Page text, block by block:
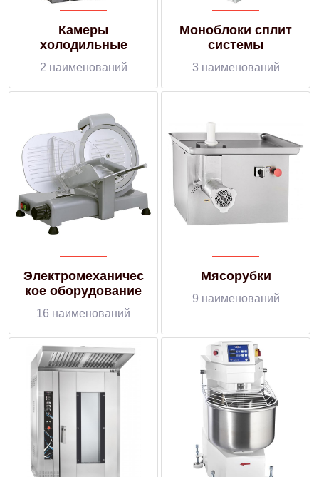
Камеры
холодильные
2 наименований
Моноблоки сплит
системы
3 наименований
Электромеханичес
кое оборудование
16 наименований
Мясорубки
9 наименований